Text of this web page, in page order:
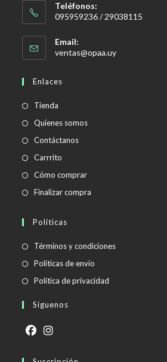
Teléfonos:
095959236 / 29038115
Email:
ventas@opaa.uySe
Enlaces
Tienda
Quienes somos
Contáctanos
Carrrito
Cómo comprar
Finalizar compra
Políticas
Términos y condicionesSe
Políticas de envío
abre
Política de privacidad
Síguenos